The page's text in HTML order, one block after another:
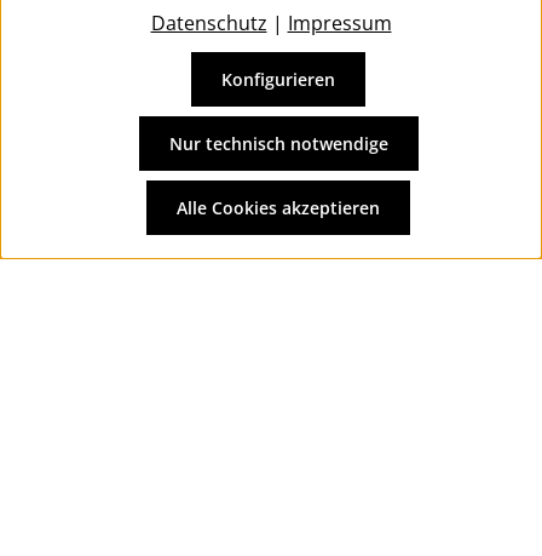
Vertrag widerrufen
und ggf. Nachnahmegebühren, wenn nicht anders
angegeben.
Datenschutz | Impressum
Nur technisch notwendige
Konfigurieren
Alle Cookies akzeptieren